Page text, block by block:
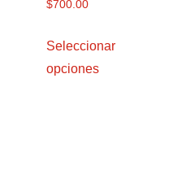
$700.00
Seleccionar
opciones